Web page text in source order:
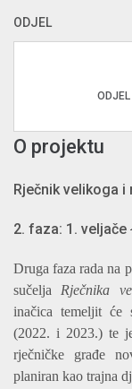
ODJEL
O projektu
Rječnik velikoga
2. faza: 1. veljače
Druga faza rada na
sučelja Rječnika
inačica temeljit će
(2022. i 2023.) te
rječničke građe
planiran kao trajna